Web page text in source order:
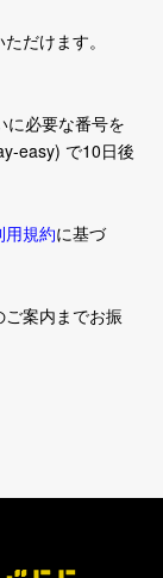
だけます。
に必要な番号を
easy) で10日後
用規約に基づ
ご案内までお振